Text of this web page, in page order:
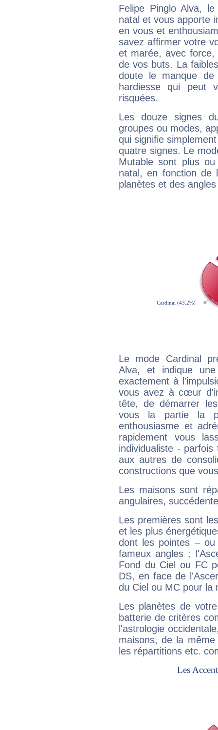
Felipe Pinglo Alva,
natal et vous apporte
en vous et
savez affirmer votre
et marée, avec
de vos buts. La
doute le manque
hardiesse qui peut
risquées.
Les douze signes
groupes ou modes,
qui signifie
quatre signes. Le
Mutable sont plus
natal, en fonction de
planètes et des
Le mode Cardinal
Alva, et indique
exactement à
vous avez à cœur
tête, de démarrer
vous la partie la
enthousiasme et
rapidement vous
individualiste -
aux autres de
constructions que
Les maisons sont
angulaires,
Les premières sont
et les plus
dont les pointes –
fameux angles :
Fond du Ciel ou FC
DS, en face de
du Ciel ou MC pour la
Les planètes de
batterie de critères
l'astrologie
maisons, de la
les répartitions etc.